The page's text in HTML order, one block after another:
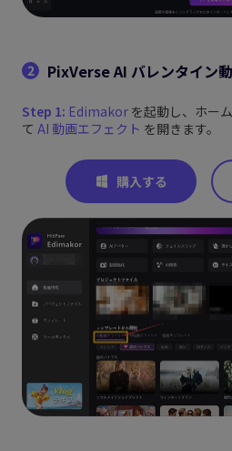
2 PixVerse AI バレンタイン
Step 1: Edimakor を起動し、ホー
て AI 動画エフェクト を開きます。